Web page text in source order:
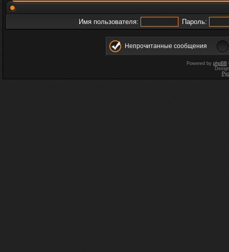
Имя пользователя: Пароль:
Непрочитанные сообщения
Powered by phpBB